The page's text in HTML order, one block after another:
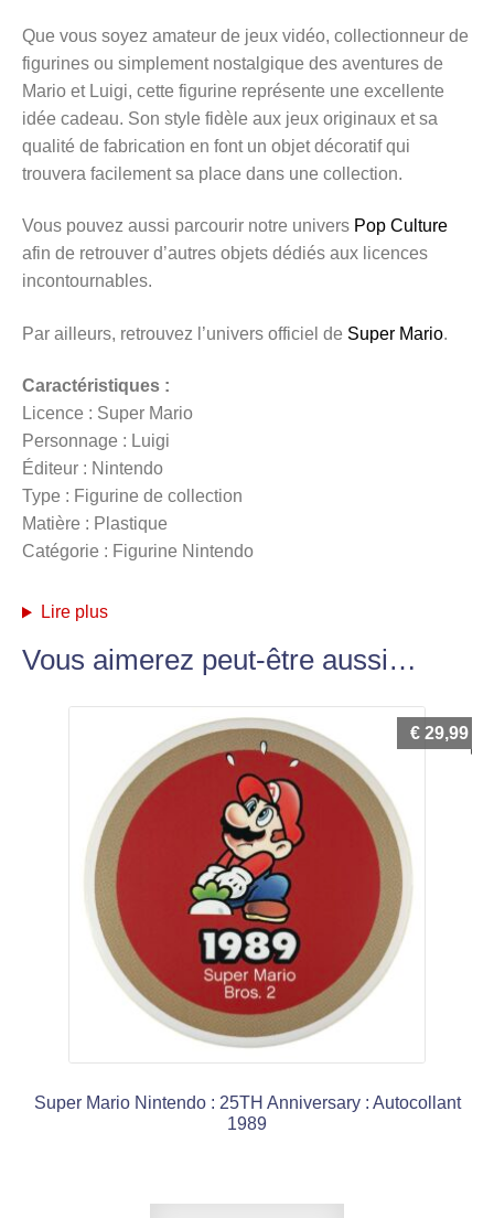
Que vous soyez amateur de jeux vidéo, collectionneur de
figurines ou simplement nostalgique des aventures de
Mario et Luigi, cette figurine représente une excellente
idée cadeau. Son style fidèle aux jeux originaux et sa
qualité de fabrication en font un objet décoratif qui
trouvera facilement sa place dans une collection.
Vous pouvez aussi parcourir notre univers Pop Culture
afin de retrouver d’autres objets dédiés aux licences
incontournables.
Par ailleurs, retrouvez l’univers officiel de Super Mario.
Caractéristiques :
Licence : Super Mario
Personnage : Luigi
Éditeur : Nintendo
Type : Figurine de collection
Matière : Plastique
Catégorie : Figurine Nintendo
Lire plus
Vous aimerez peut-être aussi…
Super Mario Nintendo : 25TH Anniversary : Autocollant
1989
€ 29,99